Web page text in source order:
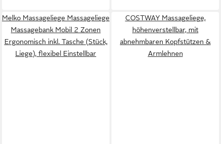
Melko Massageliege Massageliege
Massagebank Mobil 2 Zonen
Ergonomisch inkl. Tasche (Stück,
Liege), flexibel Einstellbar
COSTWAY Massageliege,
höhenverstellbar, mit
abnehmbaren Kopfstützen &
Armlehnen